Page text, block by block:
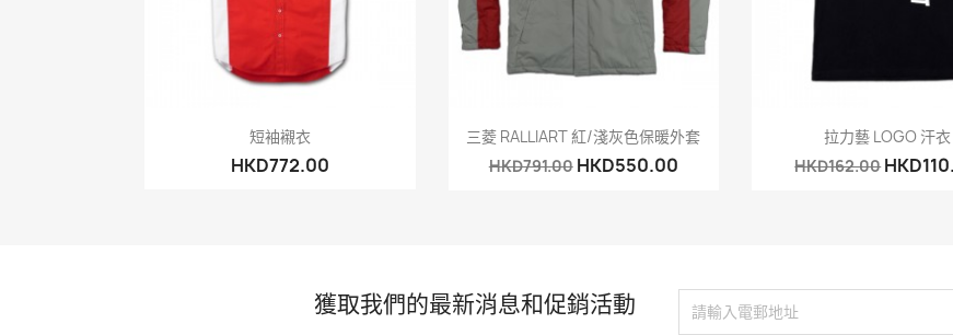
快速查看
短袖襯衣
HKD772.00
快速查看
三菱 RALLIART 紅/淺灰色保暖外套
HKD791.00 HKD550.00
快速查看
拉力藝 LOGO 汗衣
HKD162.00
獲取我們的最新消息和促銷活動